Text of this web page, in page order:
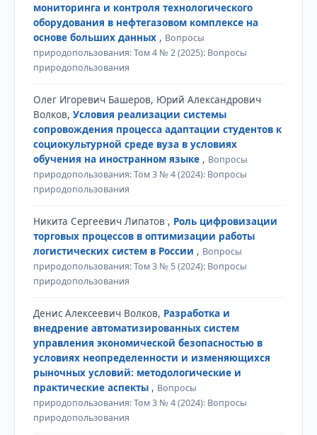
мониторинга и контроля технологического
оборудования в нефтегазовом комплексе на
основе больших данных , Вопросы
природопользования: Том 4 № 2 (2025): Вопросы
природопользования
Олег Игоревич Башеров, Юрий Александрович
Волков, Условия реализации системы
сопровождения процесса адаптации студентов к
социокультурной среде вуза в условиях
обучения на иностранном языке , Вопросы
природопользования: Том 3 № 4 (2024): Вопросы
природопользования
Никита Сергеевич Липатов , Роль цифровизации
торговых процессов в оптимизации работы
логистических систем в России , Вопросы
природопользования: Том 3 № 5 (2024): Вопросы
природопользования
Денис Алексеевич Волков, Разработка и
внедрение автоматизированных систем
управления экономической безопасностью в
условиях неопределенности и изменяющихся
рыночных условий: методологические и
практические аспекты , Вопросы
природопользования: Том 3 № 4 (2024): Вопросы
природопользования